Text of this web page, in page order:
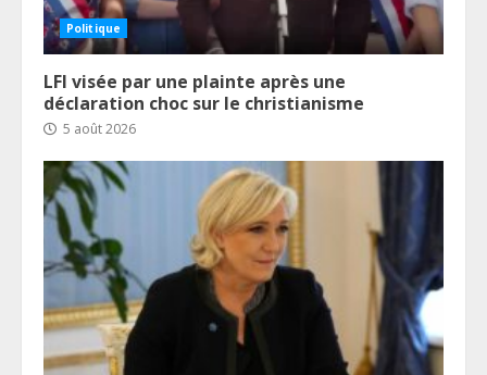
Politique
LFI visée par une plainte après une
déclaration choc sur le christianisme
5 août 2026